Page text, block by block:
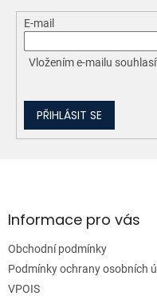
E-mail
Vložením e-mailu
PŘIHLÁSIT SE
aInformace pro vás
Obchodní podmínky
Podmínky ochrany osobních
VPOIS